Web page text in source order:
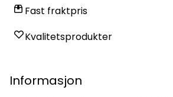
Fast fraktpris
Kvalitetsprodukter
Informasjon